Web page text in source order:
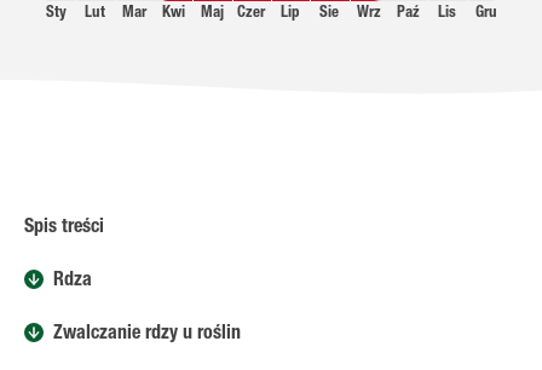
Sty Lut Mar Kwi Maj Czer Lip Sie Wrz Paź Lis Gru
Spis treści
Rdza
Zwalczanie rdzy u roślin